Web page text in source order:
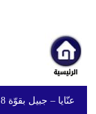
بقوّة 2.8 درجات على مقياس ريختر